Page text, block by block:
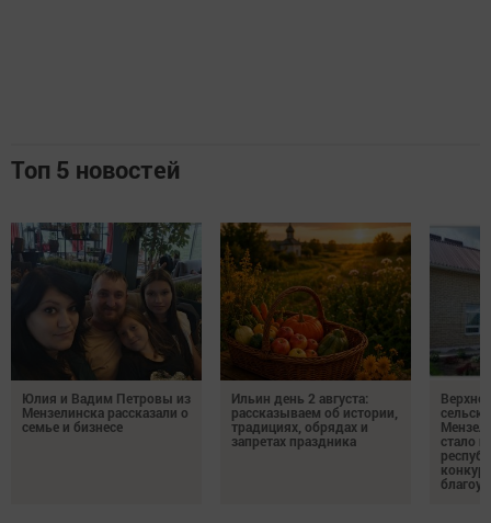
Топ 5 новостей
Юлия и Вадим Петровы из
Мензелинска рассказали о
семье и бизнесе
Ильин день 2 августа:
рассказываем об истории,
традициях, обрядах и
запретах праздника
стало